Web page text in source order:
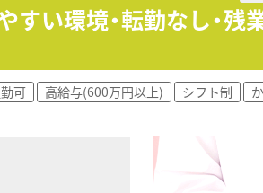
も6:4とバランスよく、風通しの良さ・
人事評価もあり、頑張った分だけ給
経営だけではなく、OTC販売、介護用
3店舗、北上市に1店舗経営しており
信で実施されたり、やりがいのある
い環境・転勤なし・残
可 高給与(600万円以上) シフト制